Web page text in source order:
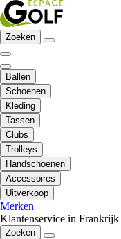
Zoeken
Ballen
Schoenen
Kleding
Tassen
Clubs
Trolleys
Handschoenen
Accessoires
Uitverkoop
Merken
Klantenservice in Frankrijk
Zoeken